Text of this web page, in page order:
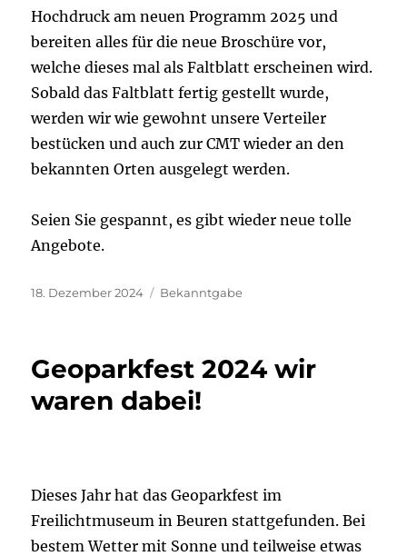
Hochdruck am neuen Programm 2025 und
bereiten alles für die neue Broschüre vor,
welche dieses mal als Faltblatt erscheinen wird.
Sobald das Faltblatt fertig gestellt wurde,
werden wir wie gewohnt unsere Verteiler
bestücken und auch zur CMT wieder an den
bekannten Orten ausgelegt werden.
Seien Sie gespannt, es gibt wieder neue tolle
Angebote.
Veröffentlicht
18. Dezember 2024 Kategorien
Bekanntgabe
Geoparkfest 2024 wir
waren dabei!
Dieses Jahr hat das Geoparkfest im
Freilichtmuseum in Beuren stattgefunden. Bei
bestem Wetter mit Sonne und teilweise etwas